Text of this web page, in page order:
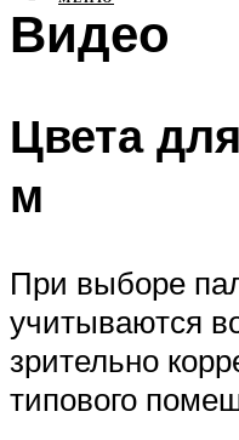
Видео
Цвета
м
При выборе
учитываются
зрительно
типового